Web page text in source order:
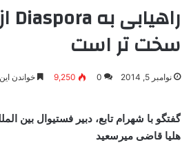
سخت تر است
نوامبر 5, 2014 0
9,250 خواندن این مطلب 9
گفتگو با شهرام تابع، دبیر فستیوال بین
هلیا قاضی میرسعید